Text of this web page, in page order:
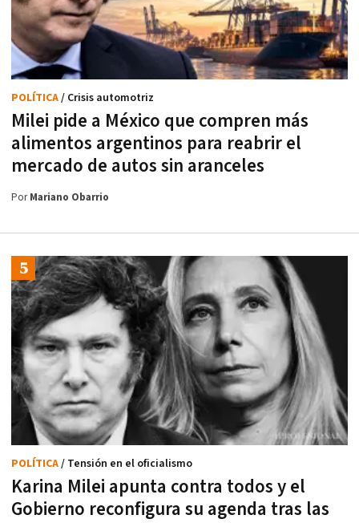
Milei pide a México que compren más
alimentos argentinos para reabrir el
mercado de autos sin aranceles
POLÍTICA/ Crisis automotriz
PorMariano Obarrio
Karina Milei apunta contra todos y el
Gobierno reconfigura su agenda tras las
POLÍTICA/ Tensión en el oficialismo